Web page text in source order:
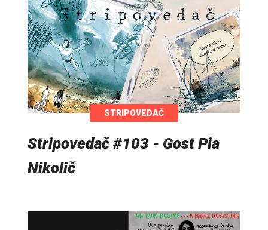
STRIPOVEDAČ
Stripovedač #103 - Gost Pia
Nikolič